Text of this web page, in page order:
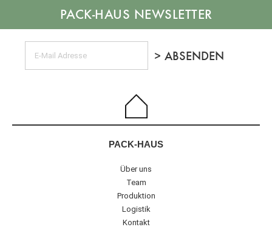
NEWSLETTER
PACK-HAUS
Über uns
Team
Produktion
Logistik
Kontakt